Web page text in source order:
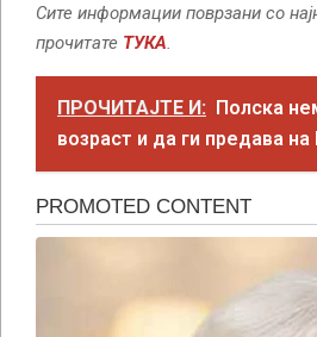
Сите информации поврзани со
прочитате ТУКА.
ПРОЧИТАЈТЕ И: Полска
возраст и да ги предава на